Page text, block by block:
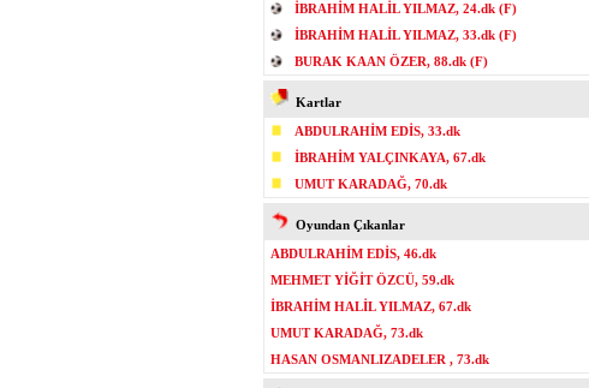
İBRAHİM HALİL YILMAZ, 24.dk (F)
İBRAHİM HALİL YILMAZ, 33.dk (F)
BURAK KAAN ÖZER, 88.dk (F)
Kartlar
ABDULRAHİM EDİS, 33.dk
İBRAHİM YALÇINKAYA, 67.dk
UMUT KARADAĞ, 70.dk
Oyundan Çıkanlar
ABDULRAHİM EDİS, 46.dk
MEHMET YİĞİT ÖZCÜ, 59.dk
İBRAHİM HALİL YILMAZ, 67.dk
UMUT KARADAĞ, 73.dk
HASAN OSMANLIZADELER , 73.dk